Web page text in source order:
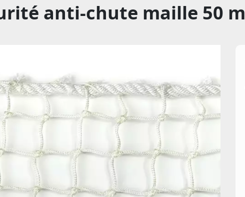
anti-chute maille 50